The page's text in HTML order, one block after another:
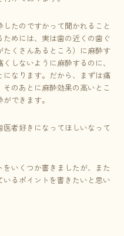
たのですかって聞かれること
めには、実は歯の近くの歯ぐ
たくさんあるところ）に麻酔す
しないように麻酔するのに、
なります。だから、まずは痛
のあとに麻酔効果の高いとこ
できます。
者好きになってほしいなって
いくつか書きましたが、また
るポイントを書きたいと思い